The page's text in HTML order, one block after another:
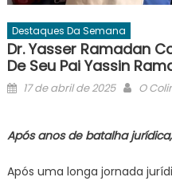
Destaques Da Semana
Dr. Yasser Ramadan
De Seu Pai Yassin
Posted
17 de abril de 2025 Author
O
Após anos de batalha
Após uma longa jornada